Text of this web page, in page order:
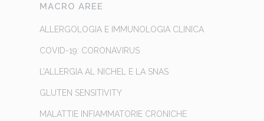
MACRO AREE
ALLERGOLOGIA E IMMUNOLOGIA CLINICA
COVID-19: CORONAVIRUS
L’ALLERGIA AL NICHEL E LA SNAS
GLUTEN SENSITIVITY
MALATTIE INFIAMMATORIE CRONICHE